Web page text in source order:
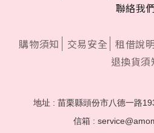
聯絡我
購物須知 交易安全 租借說
退換貨須
地址 : 苗栗縣頭份市八德一路
信箱 :